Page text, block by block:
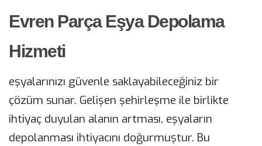
Evren Parça Eşya Depolama
Hizmeti
eşyalarınızı güvenle saklayabileceğiniz bir
çözüm sunar. Gelişen şehirleşme ile birlikte
ihtiyaç duyulan alanın artması, eşyaların
depolanması ihtiyacını doğurmuştur. Bu